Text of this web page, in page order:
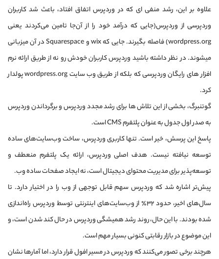
علاوه بر این، رشد منفی ای که در وردپرس اتفاق افتاد، باعث شد کاربران
وردپرسی از وردپرس(جایی که درآمد خود را از آن‌جا تامین می‌کردند یعنی
wordpress.org) فاصله بگیرند. جایی که wix و Squarespace در آن میزبانی
میشوند. در نظر داشته باشید وردپرس کاربران خودش رو نه از طریق ارائه نرم
افزار های رایگان وردپرسی که بلکه از طریق وب سایت wordpress.org پولدار
کرد.
گوتنبرگ، بخشی از این تلاش ها برای رشد مجدد وردپرس و برگرداندن وردپرس
به صدر اول جدول به عنوان پلتفرم CMS است.
پاسخ این پرسش، خیر است. تنها کاربری وردپرس، ساخت وب‌سایت‌های ساده
توسعه نیافته نیست. هدف اصلی وردپرس، ارائه یک پلتفرم منعطف و
توسعه‌پذیر برای مدیریت محتوای دیجیتال است، نه ایجاد صفحات ساده وب.
پیش‌تر اشاره شد که وردپرس سهم قابل توجهی از وب را در اختیار دارد. تا
سال‌های اخیر، حدود ۳۲٪ از وب‌سایت‌های اینترنتی توسط وردپرس راه‌اندازی
شده بودند. با این حال، روند رشد همیشگی وردپرس در حال کند شدن است، و
این موضوع در بازار رقابتی کنونی بسیار مهم است.
هرچند برخی تصور می‌کنند که وردپرس در مسیر افول قرار دارد، اما آمارها نشان